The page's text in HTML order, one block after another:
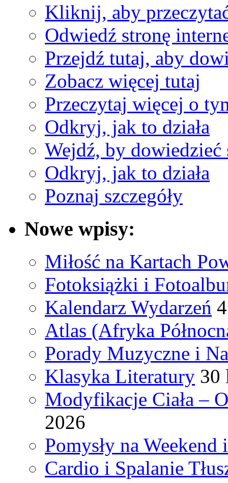
Kliknij, aby
Odwiedź stronę
Przejdź tutaj, aby
Zobacz więcej tutaj
Przeczytaj więcej o
Odkryj, jak to działa
Wejdź, by dowiedzieć
Odkryj, jak to działa
Poznaj szczegóły
Nowe wpisy:
Miłość na Kartach
Fotoksiążki i
Kalendarz Wydarzeń
Atlas (Afryka
Porady Muzyczne i
Klasyka Literatury 30
Modyfikacje Ciała –
2026
Pomysły na
Cardio i Spalanie